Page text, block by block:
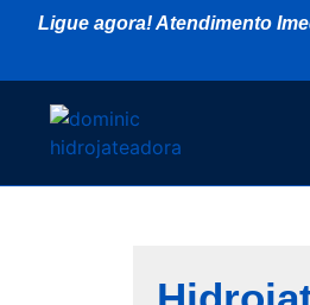
Ligue agora! Atendimento